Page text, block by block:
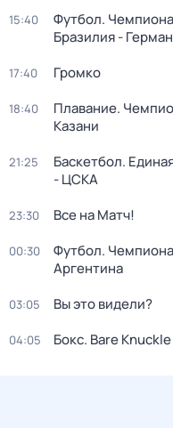
15:40
Футбол.
Бразилия -
17:40 Громко
18:40
Плавание.
Казани
21:25
Баскетбол.
- ЦСКА
23:30 Все на Матч!
00:30
Футбол.
Аргентина
03:05 Вы это видели?
04:05 Бокс. Bare